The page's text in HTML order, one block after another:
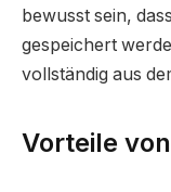
bewusst sein,
gespeichert
vollständig aus
Vorteile